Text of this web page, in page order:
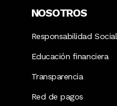
NOSOTROS
Responsabilidad Social
Educación financiera
Transparencia
Red de pagos